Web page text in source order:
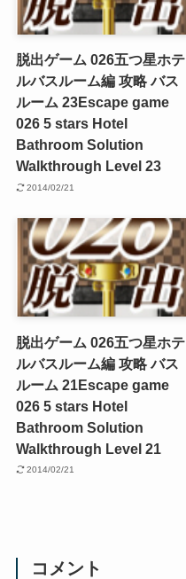
脱出ゲーム 026五つ星ホテ
ルバスルーム編 攻略 バス
ルーム 23Escape game
026 5 stars Hotel
Bathroom Solution
Walkthrough Level 23
2014/02/21
脱出ゲーム 026五つ星ホテ
ルバスルーム編 攻略 バス
ルーム 21 Escape game
026 5 stars Hotel
Bathroom Solution
Walkthrough Level 21
2014/02/21
コメント